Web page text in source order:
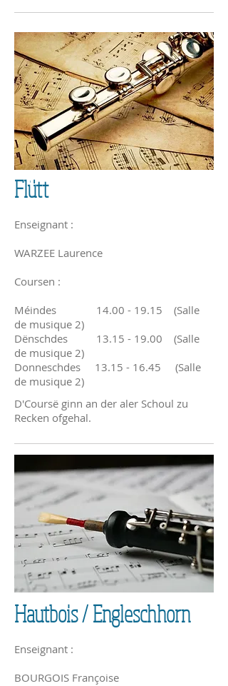
Flütt
Enseignant :
WARZEE Laurence
Coursen :
Méindes 14.00 - 19.15 (Salle
de musique 2)
Dënschdes 13.15 - 19.00 (Salle
de musique 2)
Donneschdes 13.15 - 16.45 (Salle
de musique 2)
D'Coursë ginn an der aler Schoul zu
Recken ofgehal.
Hautbois / Engleschhorn
Enseignant :
BOURGOIS Françoise